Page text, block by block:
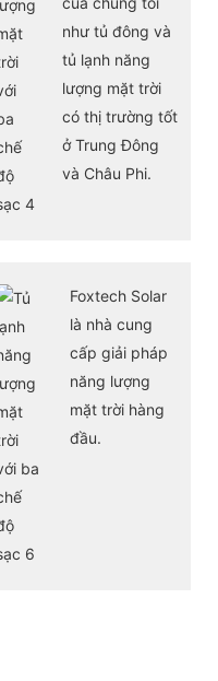
như tủ đông và
tủ lạnh năng
lượng mặt trời
có thị trường tốt
ở Trung Đông
và Châu Phi.
Foxtech Solar
là nhà cung
cấp giải pháp
năng lượng
mặt trời hàng
đầu.